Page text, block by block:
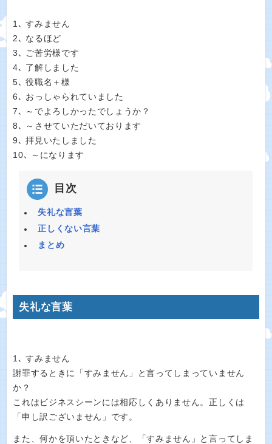
1､ すみません
2､ なるほど
3､ ご苦労様です
4､ 了解しました
5､ 役職名＋様
6､ おっしゃられていました
7､ ～でよろしかったでしょうか？
8､ ～させていただいております
9､ 拝見いたしました
10､ ～になります
目次
失礼な言葉
正しくない言葉
まとめ
失礼な言葉
1､ すみません
謝罪するときに「すみません」と言ってしまっていません
か？
これはビジネスシーンには相応しくありません。正しくは
「申し訳ございません」です。
また、何かを頂いたときなど、「すみません」と言ってしま